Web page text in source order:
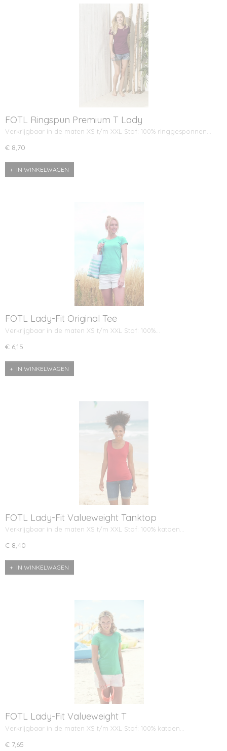
FOTL Ringspun Premium T Lady
Verkrijgbaar in de maten XS t/m XXL Stof: 100% ringgesponnen…
€ 8,70
IN WINKELWAGEN
FOTL Lady-Fit Original Tee
Verkrijgbaar in de maten XS t/m XXL Stof: 100%…
€ 6,15
IN WINKELWAGEN
FOTL Lady-Fit Valueweight Tanktop
Verkrijgbaar in de maten XS t/m XXL Stof: 100% katoen…
€ 8,40
IN WINKELWAGEN
FOTL Lady-Fit Valueweight T
Verkrijgbaar in de maten XS t/m XXL Stof: 100% katoen…
€ 7,65